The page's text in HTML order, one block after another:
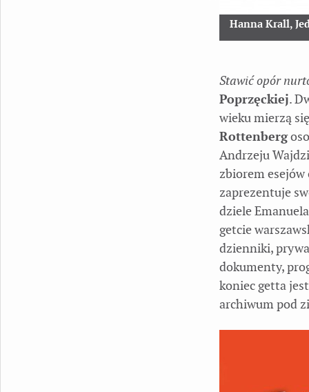
Hanna Krall,
Stawić opór
Poprzęckiej.
wieku mierzą
Rottenberg
Andrzeju
zbiorem
zaprezentuje
dziele
getcie
dzienniki,
dokumenty,
koniec getta
archiwum pod